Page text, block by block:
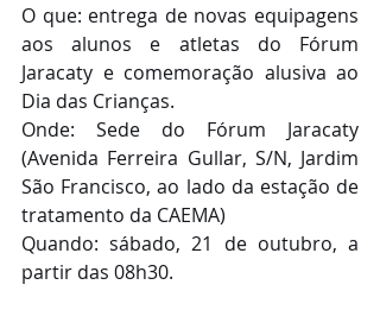
O que: entrega de novas equipagens
aos alunos e atletas do Fórum
Jaracaty e comemoração alusiva ao
Dia das Crianças.
Onde: Sede do Fórum Jaracaty
(Avenida Ferreira Gullar, S/N, Jardim
São Francisco, ao lado da estação de
tratamento da CAEMA)
Quando: sábado, 21 de outubro, a
partir das 08h30.